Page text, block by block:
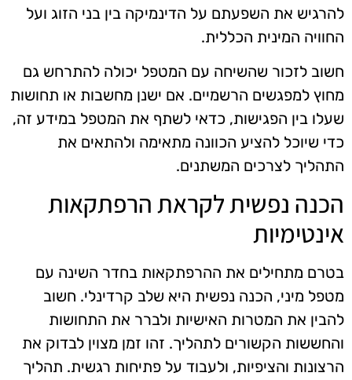
להרגיש את השפעתם על הדינמיקה בין בני הזוג ועל
החוויה המינית הכללית.
חשוב לזכור שהשיחה עם המטפל יכולה להתרחש גם
מחוץ למפגשים הרשמיים. אם ישנן מחשבות או תחושות
שעלו בין הפגישות, כדאי לשתף את המטפל במידע זה,
כדי שיוכל להציע הכוונה מתאימה ולהתאים את
התהליך לצרכים המשתנים.
הכנה נפשית לקראת הרפתקאות
אינטימיות
בטרם מתחילים את ההרפתקאות בחדר השינה עם
מטפל מיני, הכנה נפשית היא שלב קרדינלי. חשוב
להבין את המטרות האישיות ולברר את התחושות
והחששות הקשורים לתהליך. זהו זמן מצוין לבדוק את
הרצונות והציפיות, ולעבוד על פתיחות רגשית. תהליך